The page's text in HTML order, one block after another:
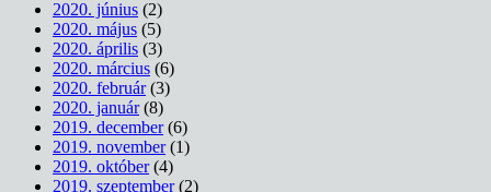
2020. június (2)
2020. május (5)
2020. április (3)
2020. március (6)
2020. február(3)
2020. január(8)
2019. december(6)
2019. november(1)
2019. október(4)
2019. szeptember(2)